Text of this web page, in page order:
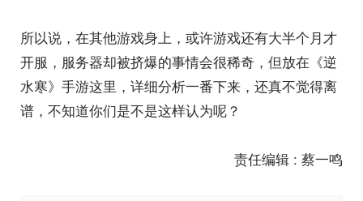
所以说，在其他游戏身上，或许游戏还有大半个月才
开服，服务器却被挤爆的事情会很稀奇，但放在《逆
水寒》手游这里，详细分析一番下来，还真不觉得离
谱，不知道你们是不是这样认为呢？
责任编辑 : 蔡一鸣